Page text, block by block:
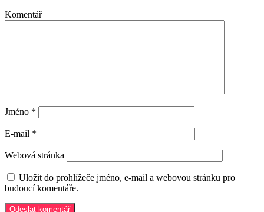
Komentář
Jméno *
E-mail *
Webová stránka
Uložit do prohlížeče jméno, e-mail a webovou stránku pro
budoucí komentáře.